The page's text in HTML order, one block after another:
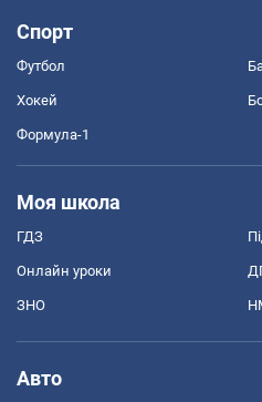
Спорт
Футбол
Хокей
Формула-1
Моя школа
ГДЗ
Онлайн уроки
ЗНО
Авто